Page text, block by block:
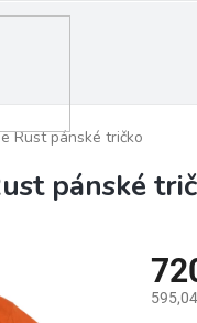
Rust pánské tričko
pánské